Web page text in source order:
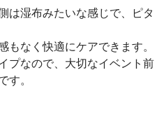
は湿布みたいな感じで、ピタ
なく快適にケアできます。
プなので、大切なイベント前
す。